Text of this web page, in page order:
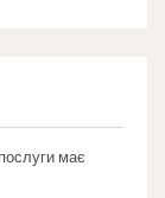
має